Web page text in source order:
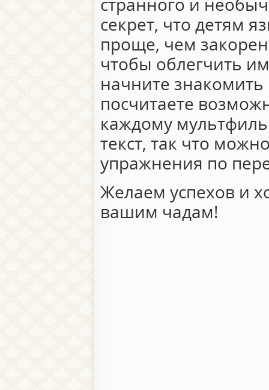
секрет, что детям
проще, чем
чтобы облегчить
начните
посчитаете
каждому
текст, так что
упражнения по
Желаем успехов и
вашим чадам!